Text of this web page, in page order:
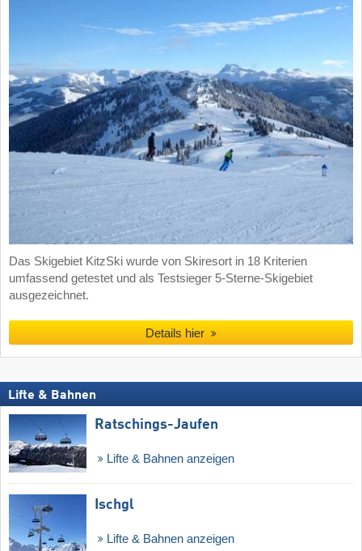
Das Skigebiet KitzSki wurde von Skiresort in 18 Kriterien
umfassend getestet und als Testsieger 5-Sterne-Skigebiet
ausgezeichnet.
Details hier
Lifte & Bahnen
Ratschings-Jaufen
Lifte & Bahnen anzeigen
Ischgl
Lifte & Bahnen anzeigen